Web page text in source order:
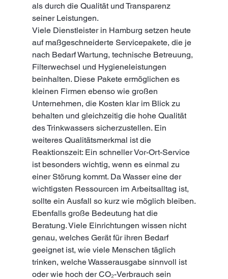
als durch die Qualität und Transparenz
seiner Leistungen.
Viele Dienstleister in Hamburg setzen heute
auf maßgeschneiderte Servicepakete, die je
nach Bedarf Wartung, technische Betreuung,
Filterwechsel und Hygieneleistungen
beinhalten. Diese Pakete ermöglichen es
kleinen Firmen ebenso wie großen
Unternehmen, die Kosten klar im Blick zu
behalten und gleichzeitig die hohe Qualität
des Trinkwassers sicherzustellen. Ein
weiteres Qualitätsmerkmal ist die
Reaktionszeit: Ein schneller Vor-Ort-Service
ist besonders wichtig, wenn es einmal zu
einer Störung kommt. Da Wasser eine der
wichtigsten Ressourcen im Arbeitsalltag ist,
sollte ein Ausfall so kurz wie möglich bleiben.
Ebenfalls große Bedeutung hat die
Beratung. Viele Einrichtungen wissen nicht
genau, welches Gerät für ihren Bedarf
geeignet ist, wie viele Menschen täglich
trinken, welche Wasserausgabe sinnvoll ist
oder wie hoch der CO₂-Verbrauch sein